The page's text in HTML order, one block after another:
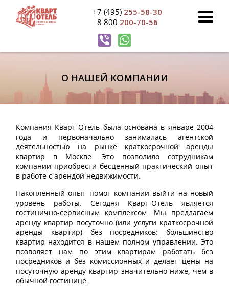
+7 (495) 255-58-30
8 800 200-70-56
О НАШЕЙ КОМПАНИИ
Компания Кварт-Отель была основана в январе 2004
года и первоначально занималась агентской
деятельностью на рынке краткосрочной аренды
квартир в Москве. Это позволило сотрудникам
компании приобрести бесценный практический опыт
в работе с арендой недвижимости.
Накопленный опыт помог компании выйти на новый
уровень работы. Сегодня Кварт-Отель является
гостинично-сервисным комплексом. Мы предлагаем
аренду квартир посуточно (или услуги краткосрочной
аренды квартир) без посредников: большинство
квартир находится в нашем полном управлении. Это
позволяет нам по этим квартирам работать без
посредников и без комиссионных и делает цены на
посуточную аренду квартир значительно ниже, чем в
обычной гостинице.